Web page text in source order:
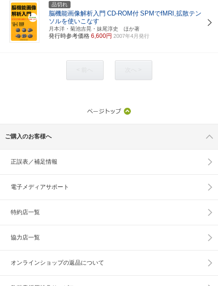
品切れ
脳機能画像解析入門 CD-ROM付 SPMでfMRI,拡散テン
ソルを使いこなす
月本洋・菊池吉晃・妹尾淳史 ほか著
発行時参考価格 6,600円 2007年4月発行
ご購入のお客様へ
正誤表／補足情報
電子メディアサポート
特約店一覧
協力店一覧
オンラインショップの返品について